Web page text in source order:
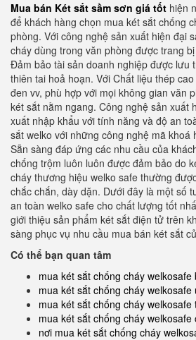
Mua bán Két sắt sầm sơn giá tốt hiện
để khách hàng chọn mua két sắt chống
phòng. Với công nghệ sản xuất hiện đại
cháy dùng trong văn phòng được trang
Đảm bảo tài sản doanh nghiệp được lưu
thiên tai hoả hoạn. Với Chất liệu thép
đen vv, phù hợp với mọi không gian văn
két sắt nằm ngang. Công nghệ sản xuất
xuất nhập khẩu với tính năng và độ an
sắt welko với những công nghệ mã khoá
Sẵn sàng đáp ứng các nhu cầu của
chống trộm luôn luôn được đảm bảo do
cháy thương hiệu welko safe thường
chắc chắn, dày dặn. Dưới đây là một số
an toàn welko safe cho chất lượng tốt
giới thiệu sản phẩm két sắt điện tử trên
sàng phục vụ nhu cầu mua bán két sắt
Có thể bạn quan tâm
mua két sắt chống cháy welkosafe
mua két sắt chống cháy welkosafe
mua két sắt chống cháy welkosafe
mua két sắt chống cháy
nơi mua két sắt chống cháy